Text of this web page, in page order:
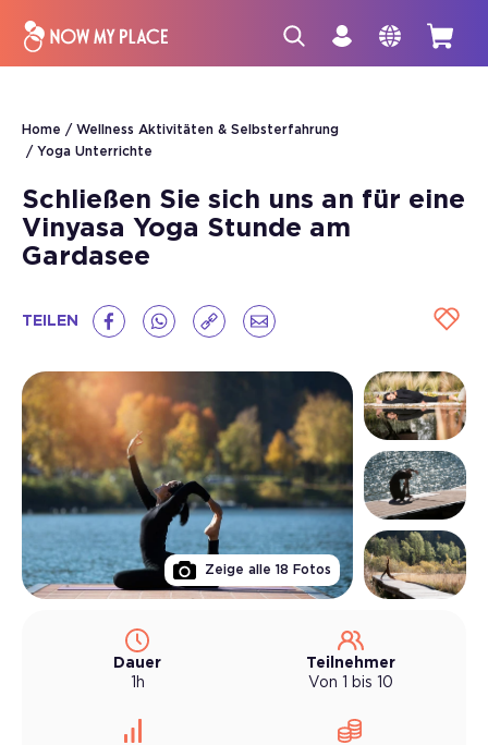
Home
Wellness Aktivitäten & Selbsterfahrung
Yoga Unterrichte
Schließen Sie sich uns an für eine
Vinyasa Yoga Stunde am
Gardasee
TEILEN
Zeige alle 18 Fotos
Dauer
1h
Teilnehmer
Von 1 bis 10